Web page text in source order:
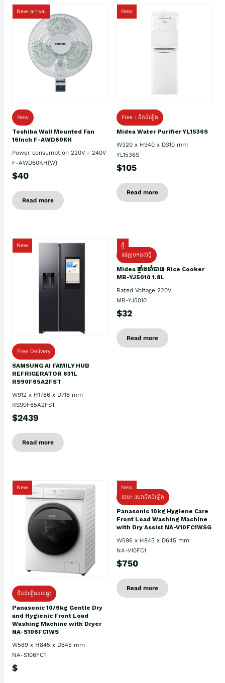
New arrival
New
Toshiba Wall Mounted Fan
16Inch F-AWD60KH
Power consumption 220V - 240V
F-AWD60KH(W)
$40
Read more
New
Free : ដឹកដំឡើង
Midea Water Purifier YL1536S
W320 x H940 x D310 mm
YL1536S
$105
Read more
New
Free Delivery
SAMSUNG AI FAMILY HUB
REFRIGERATOR 631L
RS90F65A2FST
W912 x H1786 x D716 mm
RS90F65A2FST
$2439
Read more
ថ្មី
ទំនិញមកដល់ថ្មិ
Midea ឆ្នាំងដាំបាយ Rice Cooker
MB-YJ5010 1.8L
Rated Voltage 220V
MB-YJ5010
$32
Read more
New
ដឹកដំឡើងដល់ផ្ទះ
Panasonic 10/6kg Gentle Dry
and Hygienic Front Load
Washing Machine with Dryer
NA-S106FC1WS
W569 x H845 x D645 mm
NA-S106FC1
$
New
ថែម៖ សេវាដឹកដំឡើង
Panasonic 10kg Hygiene Care
Front Load Washing Machine
with Dry Assist NA-V10FC1WSG
W596 x H845 x D645 mm
NA-V10FC1
$750
Read more